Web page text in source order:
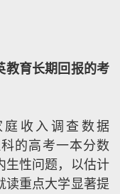
育长期回报的考
庭收入调查数据
的高考一本分数
生性问题，以估计
读重点大学显著提